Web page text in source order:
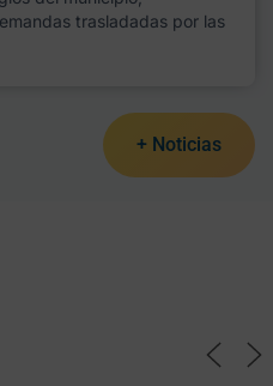
trasladadas por las
+ Noticias